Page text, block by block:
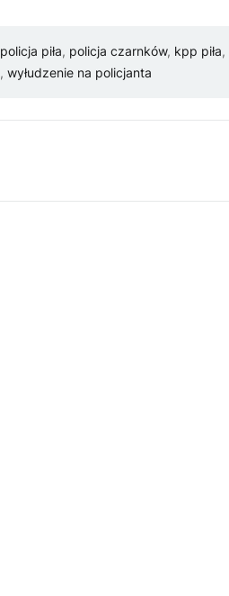
policja piła, policja czarnków, kpp piła,
, wyłudzenie na policjanta